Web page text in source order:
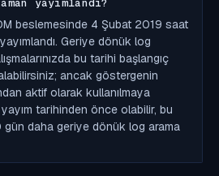
beslemesinde 4 Şubat 2019 saat
Geriye dönük log
bu tarihi başlangıç
ancak göstergenin
aktif olarak kullanılmaya
tarihinden önce olabilir, bu
daha geriye dönük log arama